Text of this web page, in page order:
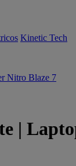
Kinetic Tech
Nitro Blaze 7
|